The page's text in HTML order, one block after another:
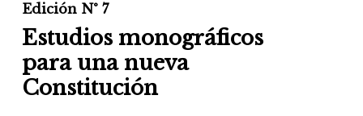
Edición N° 7
Estudios monográficos
para una nueva
Constitución